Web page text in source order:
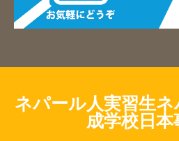
ネパール人実習生
成学校日本